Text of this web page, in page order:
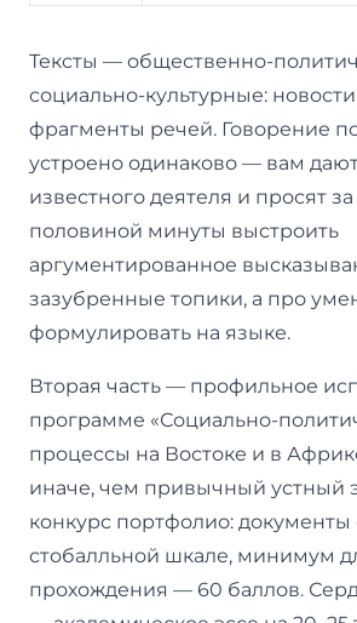
Тексты — общественно-
социально-культурные:
фрагменты речей. Говорение
устроено одинаково — вам
известного деятеля и просят
половиной минуты выстроить
аргументированное
зазубренные топики, а про
формулировать на языке.
Вторая часть — профильное
программе «Социально-
процессы на Востоке и в
иначе, чем привычный устный
конкурс портфолио:
стобалльной шкале, минимум
прохождения — 60 баллов.